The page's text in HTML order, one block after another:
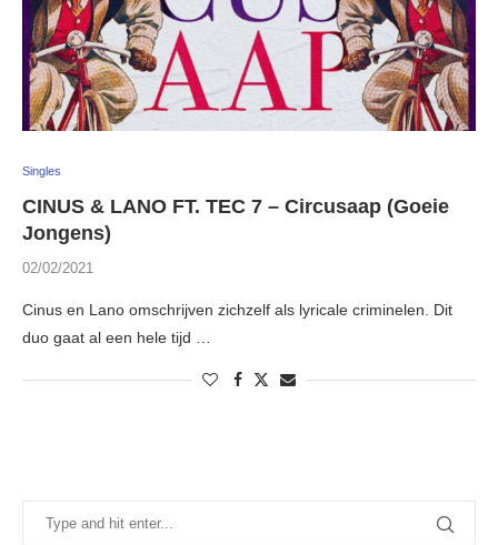
Singles
CINUS & LANO FT. TEC 7 – Circusaap (Goeie
Jongens)
02/02/2021
Cinus en Lano omschrijven zichzelf als lyricale criminelen. Dit
duo gaat al een hele tijd …